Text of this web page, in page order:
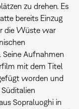
zu drehen. Es
bereits Einzug
die Wüste war
Aufnahmen
mit dem Titel
worden und
Sopraluoghi in